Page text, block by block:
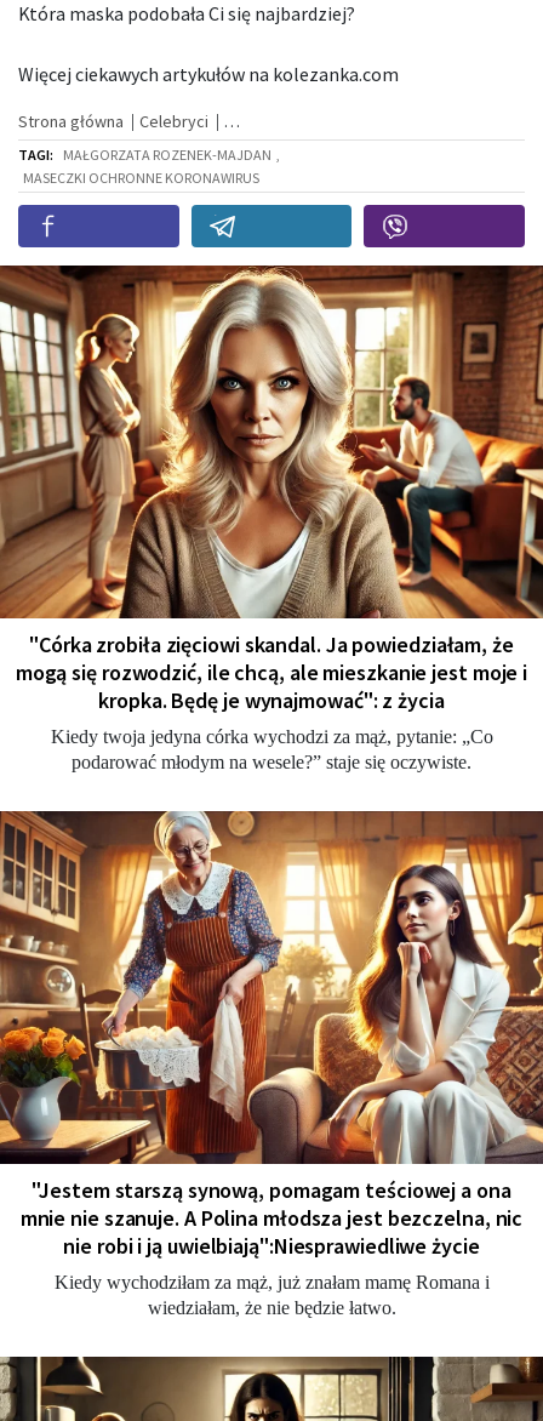
Która maska podobała Ci się najbardziej?
Więcej ciekawych artykułów na kolezanka.com
Strona główna Celebryci
TAGI: MAŁGORZATA ROZENEK-MAJDAN ,
MASECZKI OCHRONNE KORONAWIRUS
"Córka zrobiła zięciowi skandal. Ja powiedziałam, że
mogą się rozwodzić, ile chcą, ale mieszkanie jest moje i
kropka. Będę je wynajmować": z życia
Kiedy twoja jedyna córka wychodzi za mąż, pytanie: „Co
podarować młodym na wesele?” staje się oczywiste.
"Jestem starszą synową, pomagam teściowej a ona
mnie nie szanuje. A Polina młodsza jest bezczelna, nic
nie robi i ją uwielbiają":Niesprawiedliwe życie
Kiedy wychodziłam za mąż, już znałam mamę Romana i
wiedziałam, że nie będzie łatwo.